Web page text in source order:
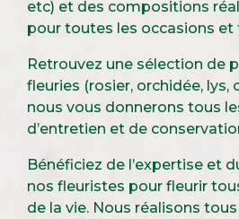
etc) et des compositions
pour toutes les occasions et
Retrouvez une sélection de
fleuries (rosier, orchidée, lys,
nous vous donnerons tous
d’entretien et de
Bénéficiez de l’expertise et
nos fleuristes pour fleurir
de la vie. Nous réalisons